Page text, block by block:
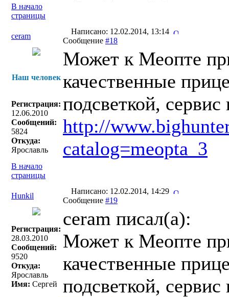
В начало
страницы
ceram
Написано: 12.02.2014, 13:14
Сообщение #18
Наш человек
Регистрация:
12.06.2010
Сообщений:
5824
Откуда:
Ярославль
Может к Меопте
качественные
подсветкой,
http://
catalog=meopta_3
В начало
страницы
Hunkil
Написано: 12.02.2014, 14:29
Сообщение #19
Регистрация:
28.03.2010
Сообщений:
9520
Откуда:
Ярославль
Имя: Сергей
ceram писал(a):
Может к Меопте
качественные
подсветкой,